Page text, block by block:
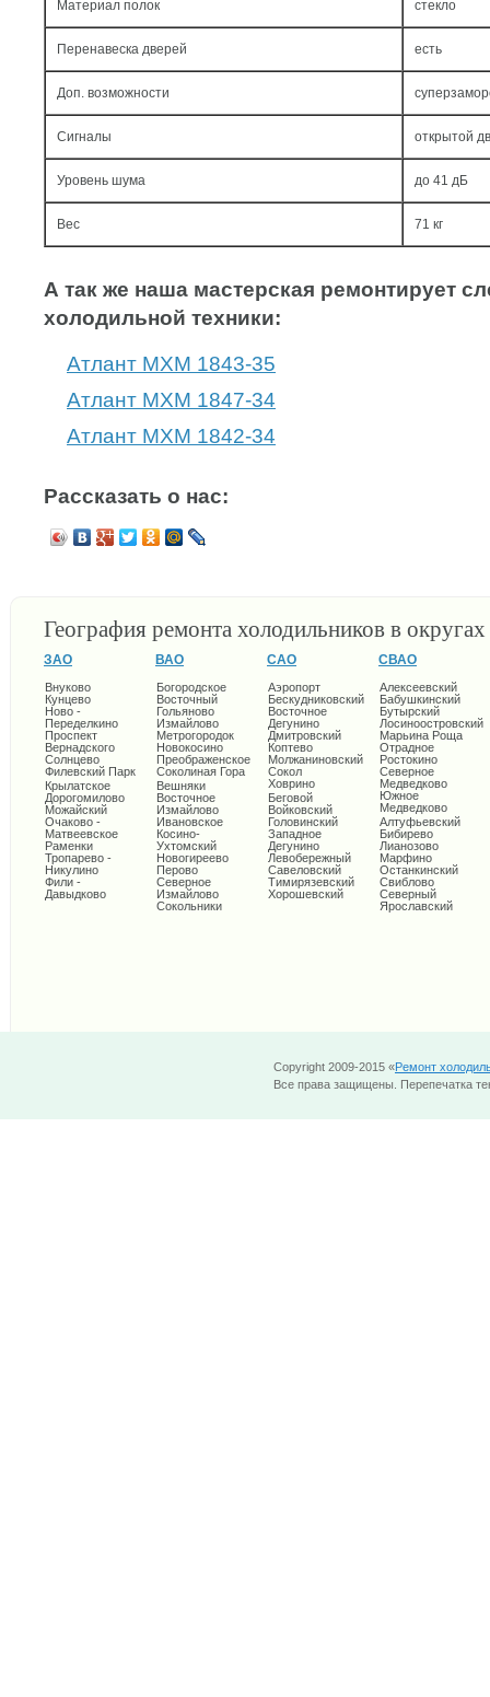
Материал полок стекло
Перенавеска дверей есть
Доп. возможности
Сигналы открытой
Уровень шума до 41 дБ
Вес 71 кг
А так же наша мастерская ремонтирует
холодильной техники:
Атлант МХМ 1843-35
Атлант МХМ 1847-34
Атлант МХМ 1842-34
Рассказать о нас:
География ремонта холодильников в
ЗАО
Внуково
Кунцево
Ново -
Переделкино
Проспект
Вернадского
Солнцево
Филевский Парк
Крылатское
Дорогомилово
Можайский
Очаково -
Матвеевское
Раменки
Тропарево -
Никулино
Фили -
Давыдково
ВАО
Богородское
Восточный
Гольяново
Измайлово
Метрогородок
Новокосино
Преображенское
Соколиная Гора
Вешняки
Восточное
Измайлово
Ивановское
Косино-
Ухтомский
Новогиреево
Перово
Северное
Измайлово
Сокольники
САО
Аэропорт
Бескудниковский
Восточное
Дегунино
Дмитровский
Коптево
Молжаниновский
Сокол
Ховрино
Беговой
Войковский
Головинский
Западное
Дегунино
Левобережный
Савеловский
Тимирязевский
Хорошевский
СВАО
Алексеевский
Бабушкинский
Бутырский
Лосиноостровский
Марьина Роща
Отрадное
Ростокино
Северное
Медведково
Южное
Медведково
Алтуфьевский
Бибирево
Лианозово
Марфино
Останкинский
Свиблово
Северный
Ярославский
Copyright 2009-2015 «Ремонт
Все права защищены. Перепечатка